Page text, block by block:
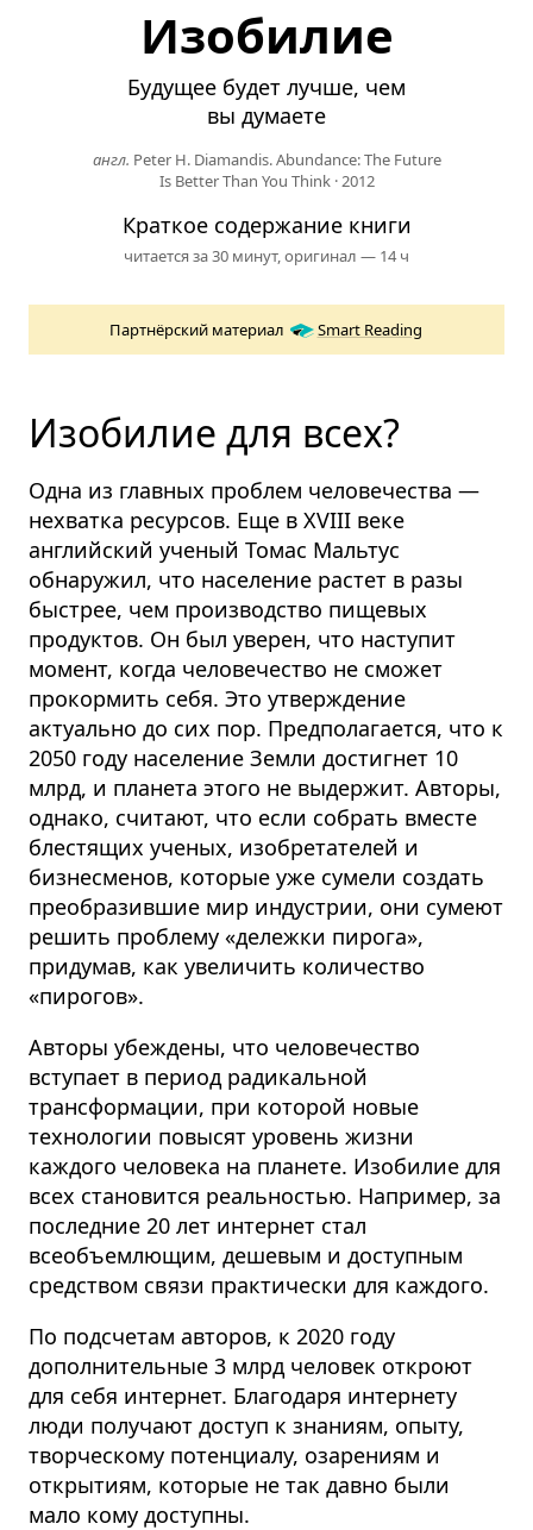
Изобилие
Будущее будет лучше, чем
вы думаете
англ. Peter H. Diamandis. Abundance: The Future
Is Better Than You Think·2012
Краткое содержание книги
читается за 30 минут,оригинал — 14 ч
Партнёрский материал Smart Reading
Изобилие для всех?
Одна из главных проблем человечества —
нехватка ресурсов. Еще в XVIII веке
английский ученый Томас Мальтус
обнаружил, что население растет в разы
быстрее, чем производство пищевых
продуктов. Он был уверен, что наступит
момент, когда человечество не сможет
прокормить себя. Это утверждение
актуально до сих пор. Предполагается, что к
2050 году население Земли достигнет 10
млрд, и планета этого не выдержит. Авторы,
однако, считают, что если собрать вместе
блестящих ученых, изобретателей и
бизнесменов, которые уже сумели создать
преобразившие мир индустрии, они сумеют
решить проблему «дележки пирога»,
придумав, как увеличить количество
«пирогов».
Авторы убеждены, что человечество
вступает в период радикальной
трансформации, при которой новые
технологии повысят уровень жизни
каждого человека на планете. Изобилие для
всех становится реальностью. Например, за
последние 20 лет интернет стал
всеобъемлющим, дешевым и доступным
средством связи практически для каждого.
По подсчетам авторов, к 2020 году
дополнительные 3 млрд человек откроют
для себя интернет. Благодаря интернету
люди получают доступ к знаниям, опыту,
творческому потенциалу, озарениям и
открытиям, которые не так давно были
мало кому доступны.